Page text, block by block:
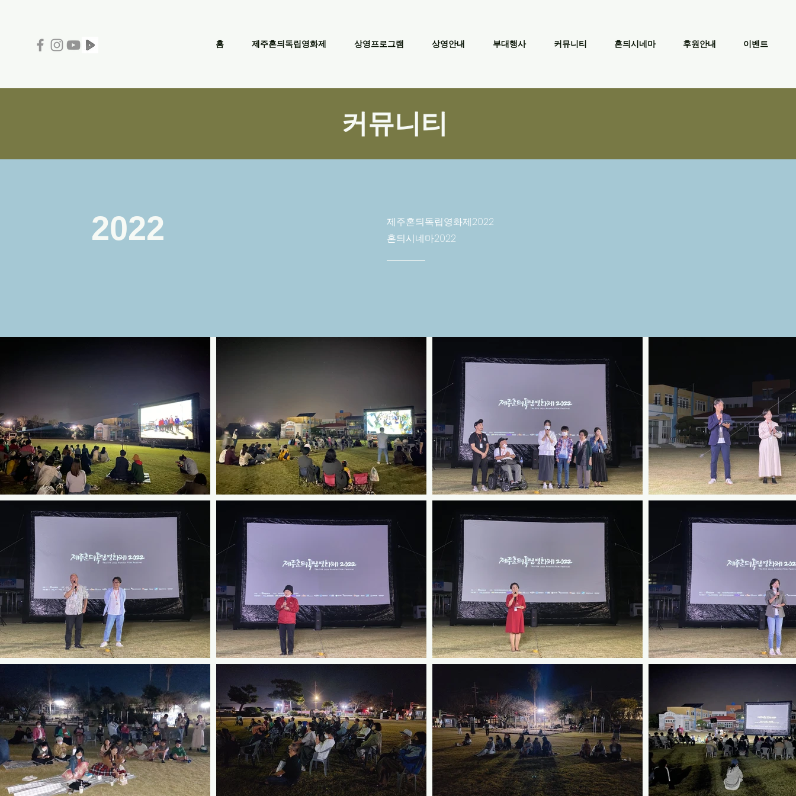
홈 제주혼듸독립영화제 상영프로그램 상영안내 부대행사 커뮤니티 혼듸시네마 후원안내 이벤트
커뮤니티
2022
제주혼듸독립영화제2022
​혼듸시네마2022